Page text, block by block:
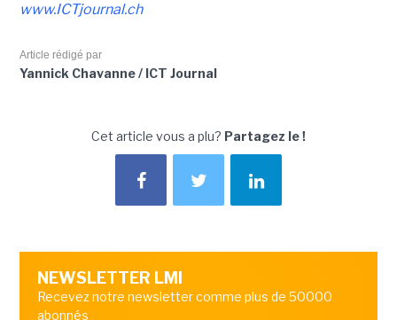
www.ICTjournal.ch
Article rédigé par
Yannick Chavanne / ICT Journal
Cet article vous a plu? Partagez le !
NEWSLETTER LMI
Recevez notre newsletter comme plus de 50000
abonnés